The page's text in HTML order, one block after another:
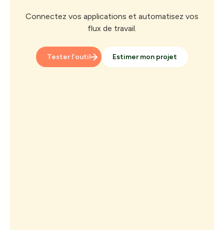
Connectez vos applications et automatisez vos
flux de travail.
Tester l'outil Estimer mon projet